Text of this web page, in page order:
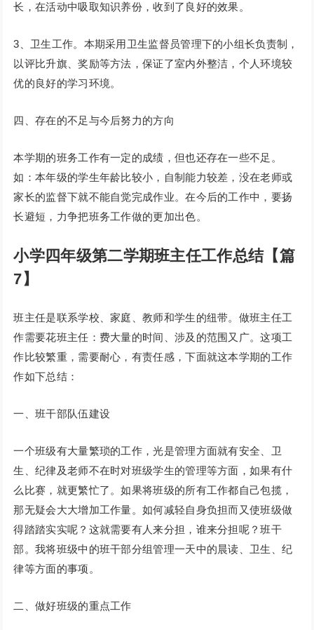
长，在活动中吸取知识养份，收到了良好的效果。
3、卫生工作。本期采用卫生监督员管理下的小组长负责制，
以评比升旗、奖励等方法，保证了室内外整洁，个人环境较
优的良好的学习环境。
四、存在的不足与今后努力的方向
本学期的班务工作有一定的成绩，但也还存在一些不足。
如：本年级的学生年龄比较小，自制能力较差，没在老师或
家长的监督下就不能自觉完成作业。在今后的工作中，要扬
长避短，力争把班务工作做的更加出色。
小学四年级第二学期班主任工作总结【篇
7】
班主任是联系学校、家庭、教师和学生的纽带。做班主任工
作需要花班主任：费大量的时间、涉及的范围又广。这项工
作比较繁重，需要耐心，有责任感，下面就这本学期的工作
作如下总结：
一、班干部队伍建设
一个班级有大量繁琐的工作，光是管理方面就有安全、卫
生、纪律及老师不在时对班级学生的管理等方面，如果有什
么比赛，就更繁忙了。如果将班级的所有工作都自己包揽，
那无疑会大大增加工作量。如何减轻自身负担而又使班级做
得踏踏实实呢？这就需要有人来分担，谁来分担呢？班干
部。我将班级中的班干部分组管理一天中的晨读、卫生、纪
律等方面的事项。
二、做好班级的重点工作